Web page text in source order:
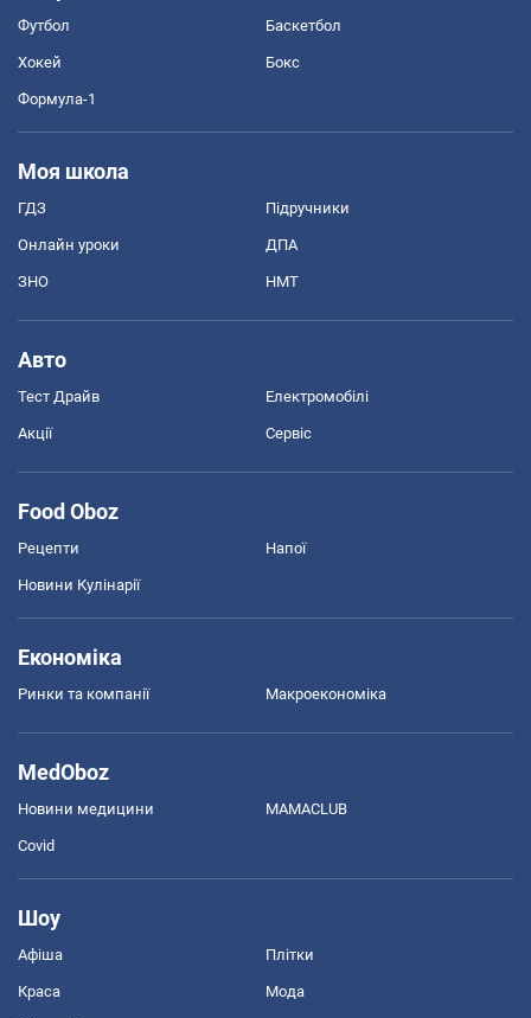
Футбол Баскетбол
Хокей Бокс
Формула-1
Моя школа
ГДЗ Підручники
Онлайн уроки ДПА
ЗНО НМТ
Авто
Тест Драйв Електромобілі
Акції Сервіс
Food Oboz
Рецепти Напої
Новини Кулінарії
Економіка
Ринки та компанії Макроекономіка
MedOboz
Новини медицини MAMACLUB
Covid
Шоу
Афіша Плітки
Краса Мода